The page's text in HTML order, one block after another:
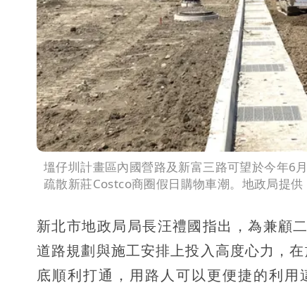
塭仔圳計畫區內國營路及新富三路可望於今年6
疏散新莊Costco商圈假日購物車潮。地政局提供
新北市地政局局長汪禮國指出，為兼顧
道路規劃與施工安排上投入高度心力，
底順利打通，用路人可以更便捷的利